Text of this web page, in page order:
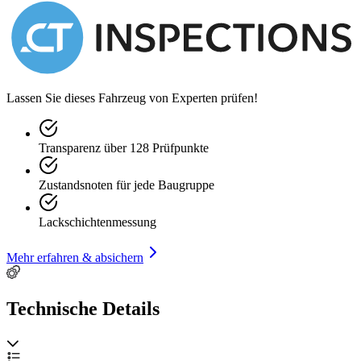
Durchschnittsverbrauch ca. 16 l/100 km
110-Liter-Tank für souveräne Langstrecken
Neupreis: 347.000 netto
Deutsche Erstauslieferung
Technische Wartung:
Umwälzpumpe für Niedertemperatur-Wasserkreislauf neu
befüllt und entlüftet (Rechnung ca. 500 )
Lassen Sie dieses Fahrzeug von Experten prüfen!
Transparenz über 128 Prüfpunkte
Zustandsnoten für jede Baugruppe
Lackschichtenmessung
Mehr erfahren & absichern
Technische Details